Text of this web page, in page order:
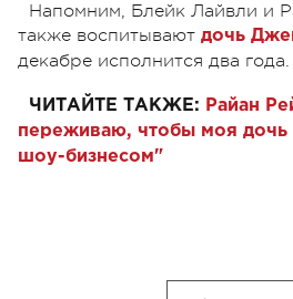
Напомним, Блейк Лайвли и
также воспитывают дочь
декабре исполнится два года.
ЧИТАЙТЕ ТАКЖЕ: Райан
переживаю, чтобы моя дочь
шоу-бизнесом"